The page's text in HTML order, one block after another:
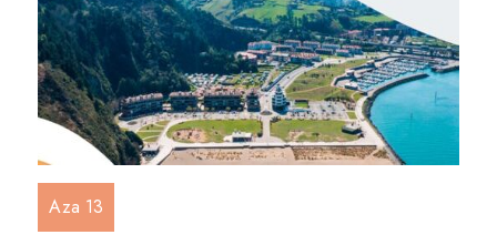
Aza 13